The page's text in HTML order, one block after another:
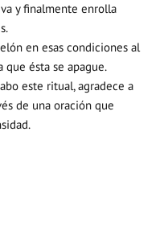
y finalmente enrolla
en esas condiciones al
que ésta se apague.
este ritual, agradece a
de una oración que